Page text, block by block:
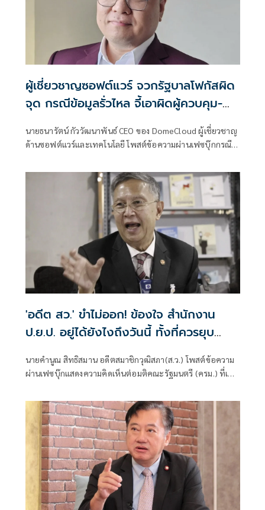
ผู้เชี่ยวชาญซอฟต์แวร์ จวกรัฐบาลโฟกัสผิด
จุด กรณีข้อมูลรั่วไหล จี้เอาผิดผู้ควบคุม-
นายธนารัตน์ กัววัฒนาพันธ์ CEO ของ DomeCloud ผู้เชี่ยวชาญ
ด้านซอฟต์แวร์และเทคโนโลยี โพสต์ข้อความผ่านเฟซบุ๊กกรณี
'อดีต สว.' ขำไม่ออก! ข้องใจ สำนักงาน
ป.ย.ป. อยู่ได้ยังไงถึงวันนี้ ทั้งที่ควรยุบ
นายคำนูณ สิทธิสมาน อดีตสมาชิกวุฒิสภา(ส.ว.) โพสต์ข้อความ
ผ่านเฟซบุ๊กแสดงความคิดเห็นต่อมติคณะรัฐมนตรี (ครม.) ที่เห็น
สำนักงานขับเคลื่อนการปฏิรูปประเทศ